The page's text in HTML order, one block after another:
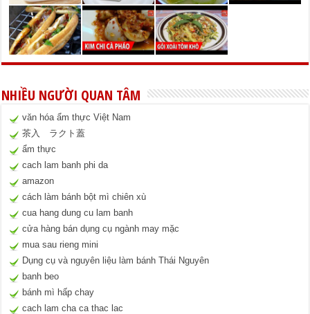
NHIỀU NGƯỜI QUAN TÂM
văn hóa ẩm thực Việt Nam
茶入 ラクト蓋
ẩm thực
cach lam banh phi da
amazon
cách làm bánh bột mì chiên xù
cua hang dung cu lam banh
cửa hàng bán dụng cụ ngành may mặc
mua sau rieng mini
Dụng cụ và nguyên liệu làm bánh Thái Nguyên
banh beo
bánh mì hấp chay
cach lam cha ca thac lac